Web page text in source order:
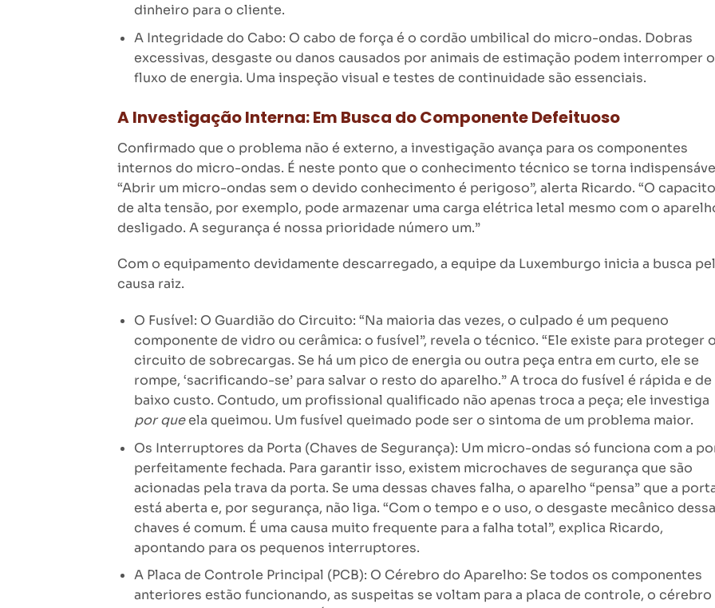
dinheiro para o cliente.
A Integridade do Cabo: O cabo de força é o cordão umbilical do micro-ondas. Dobras
excessivas, desgaste ou danos causados por animais de estimação podem interromper o
fluxo de energia. Uma inspeção visual e testes de continuidade são essenciais.
A Investigação Interna: Em Busca do Componente Defeituoso
Confirmado que o problema não é externo, a investigação avança para os componentes
internos do micro-ondas. É neste ponto que o conhecimento técnico se torna
“Abrir um micro-ondas sem o devido conhecimento é perigoso”, alerta Ricardo. “O
de alta tensão, por exemplo, pode armazenar uma carga elétrica letal mesmo com o
desligado. A segurança é nossa prioridade número um.”
Com o equipamento devidamente descarregado, a equipe da Luxemburgo inicia a busca
causa raiz.
O Fusível: O Guardião do Circuito: “Na maioria das vezes, o culpado é um pequeno
componente de vidro ou cerâmica: o fusível”, revela o técnico. “Ele existe para proteger o
circuito de sobrecargas. Se há um pico de energia ou outra peça entra em curto, ele se
rompe, ‘sacrificando-se’ para salvar o resto do aparelho.” A troca do fusível é rápida e de
baixo custo. Contudo, um profissional qualificado não apenas troca a peça; ele investiga
por queela queimou. Um fusível queimado pode ser o sintoma de um problema maior.
Os Interruptores da Porta (Chaves de Segurança): Um micro-ondas só funciona com a
perfeitamente fechada. Para garantir isso, existem microchaves de segurança que são
acionadas pela trava da porta. Se uma dessas chaves falha, o aparelho “pensa” que a
está aberta e, por segurança, não liga. “Com o tempo e o uso, o desgaste mecânico
chaves é comum. É uma causa muito frequente para a falha total”, explica Ricardo,
apontando para os pequenos interruptores.
A Placa de Controle Principal (PCB): O Cérebro do Aparelho: Se todos os componentes
anteriores estão funcionando, as suspeitas se voltam para a placa de controle, o cérebro